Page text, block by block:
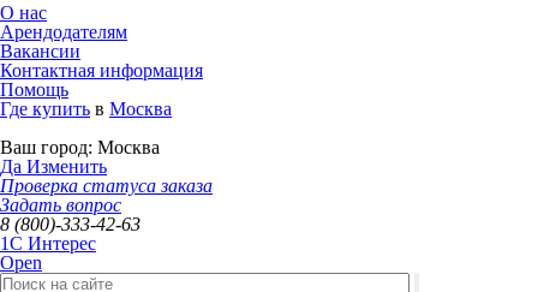
О нас
Арендодателям
Вакансии
Контактная информация
Помощь
Где купить в Москва
Ваш город: Москва
Да Изменить
Проверка статуса заказа
Задать вопрос
8 (800)-333-42-63
1C Интерес
Open